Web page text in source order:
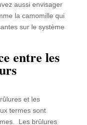
aussi envisager
la camomille qui
sur le système
entre les
et les
termes sont
Les brûlures